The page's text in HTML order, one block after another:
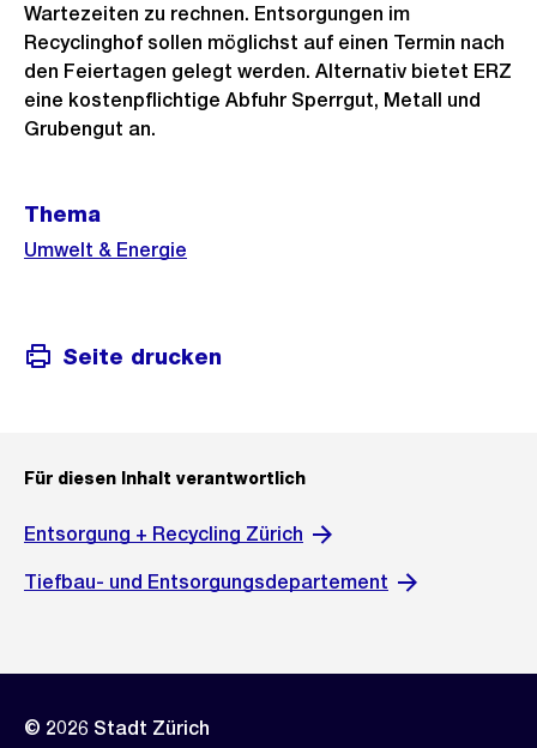
Wartezeiten zu rechnen. Entsorgungen im
Recyclinghof sollen möglichst auf einen Termin nach
den Feiertagen gelegt werden. Alternativ bietet ERZ
eine kostenpflichtige Abfuhr Sperrgut, Metall und
Grubengut an.
Weitere
Informationen
Thema
Umwelt & Energie
Seite drucken
Für diesen Inhalt verantwortlich
Entsorgung + Recycling Zürich
Tiefbau- und Entsorgungsdepartement
© 2026 Stadt Zürich